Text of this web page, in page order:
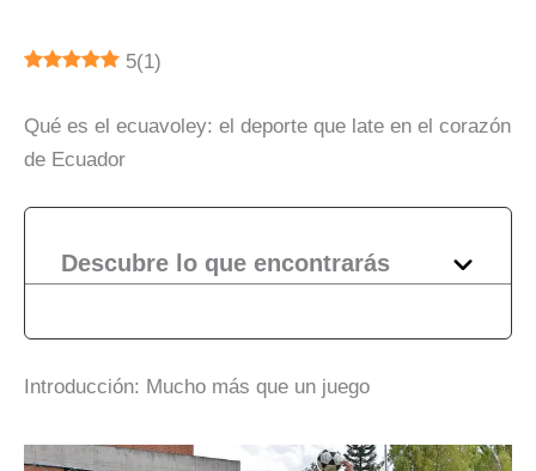
5(1)
Qué es el ecuavoley: el deporte que late en el corazón
de Ecuador
Descubre lo que encontrarás
Introducción: Mucho más que un juego